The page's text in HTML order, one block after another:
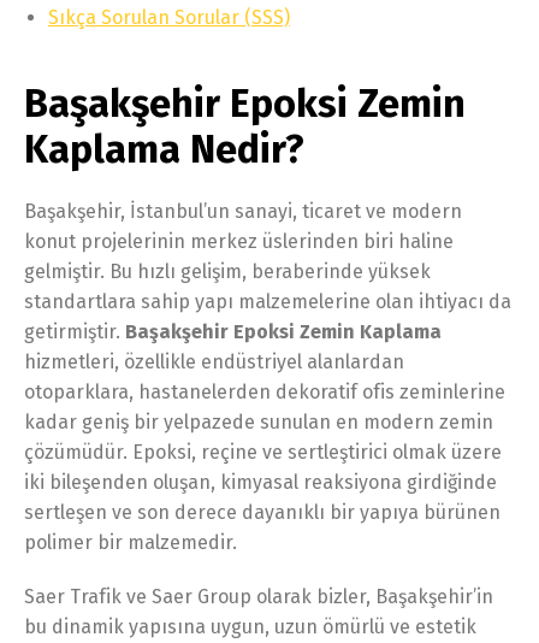
Sıkça Sorulan Sorular (SSS)
Başakşehir Epoksi Zemin
Kaplama Nedir?
Başakşehir, İstanbul’un sanayi, ticaret ve modern
konut projelerinin merkez üslerinden biri haline
gelmiştir. Bu hızlı gelişim, beraberinde yüksek
standartlara sahip yapı malzemelerine olan ihtiyacı da
getirmiştir. Başakşehir Epoksi Zemin Kaplama
hizmetleri, özellikle endüstriyel alanlardan
otoparklara, hastanelerden dekoratif ofis zeminlerine
kadar geniş bir yelpazede sunulan en modern zemin
çözümüdür. Epoksi, reçine ve sertleştirici olmak üzere
iki bileşenden oluşan, kimyasal reaksiyona girdiğinde
sertleşen ve son derece dayanıklı bir yapıya bürünen
polimer bir malzemedir.
Saer Trafik ve Saer Group olarak bizler, Başakşehir’in
bu dinamik yapısına uygun, uzun ömürlü ve estetik